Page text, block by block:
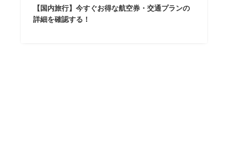
【国内旅行】今すぐお得な航空券・交通プランの
詳細を確認する！